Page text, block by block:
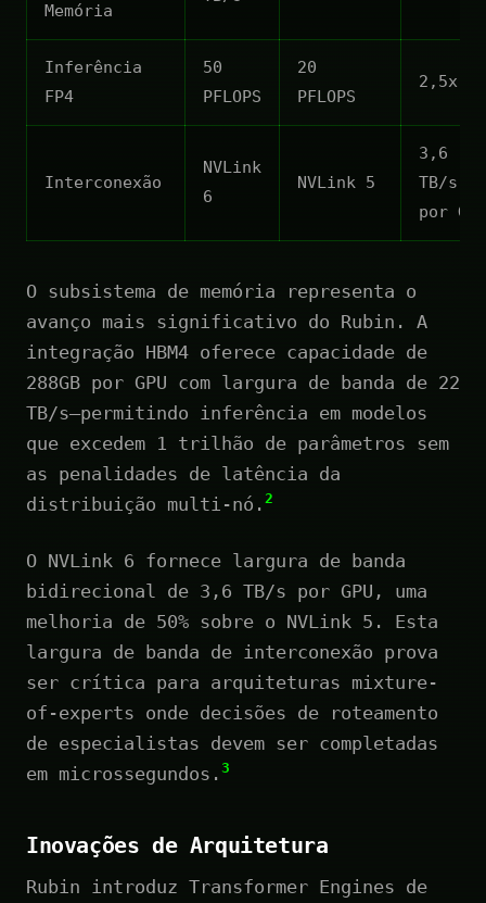
Memória
Inferência
FP4
50
PFLOPS
20
PFLOPS
2,5x
Interconexão
NVLink
6
NVLink 5
3,6
TB/s
por GPU
O subsistema de memória representa o
avanço mais significativo do Rubin. A
integração HBM4 oferece capacidade de
288GB por GPU com largura de banda de 22
TB/s—permitindo inferência em modelos
que excedem 1 trilhão de parâmetros sem
as penalidades de latência da
distribuição multi-nó. 2
O NVLink 6 fornece largura de banda
bidirecional de 3,6 TB/s por GPU, uma
melhoria de 50% sobre o NVLink 5. Esta
largura de banda de interconexão prova
ser crítica para arquiteturas mixture-
of-experts onde decisões de roteamento
de especialistas devem ser completadas
em microssegundos. 3
Inovações de Arquitetura
Rubin introduz Transformer Engines de